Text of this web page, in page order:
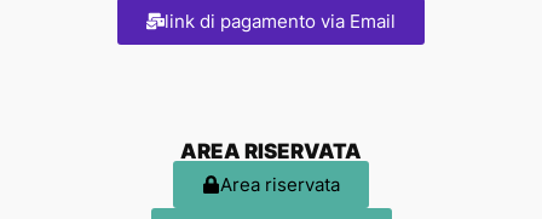
link di pagamento via Email
AREA RISERVATA
Area riservata